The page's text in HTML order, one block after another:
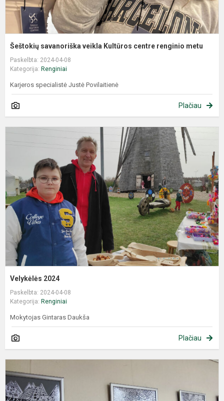
Šeštokių savanoriška veikla Kultūros centre renginio metu
Paskelbta: 2024-04-08
Kategorija: Renginiai
Karjeros specialistė Justė Povilaitienė
Plačiau
Velykėlės 2024
Paskelbta: 2024-04-08
Kategorija: Renginiai
Mokytojas Gintaras Daukša
Plačiau